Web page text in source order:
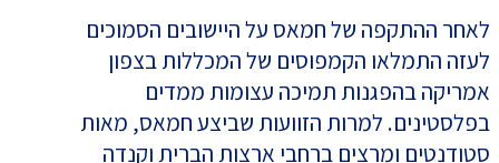
לאחר ההתקפה של חמאס על היישובים הסמוכים
לעזה התמלאו הקמפוסים של המכללות בצפון
אמריקה בהפגנות תמיכה עצומות ממדים
בפלסטינים. למרות הזוועות שביצע חמאס, מאות
סטודנטים ומרצים ברחבי ארצות הברית וקנדה